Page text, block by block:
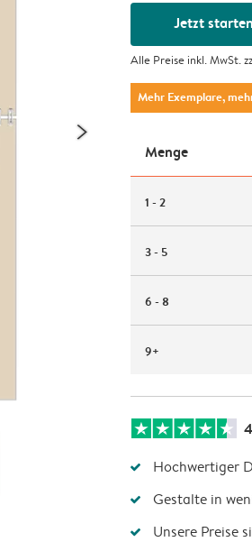
Jetzt starten
Alle Preise inkl. MwSt.
Mehr Exemplare,
Menge
1 - 2
3 - 5
6 - 8
9+
Hochwertiger
Gestalte in
Unsere Preise